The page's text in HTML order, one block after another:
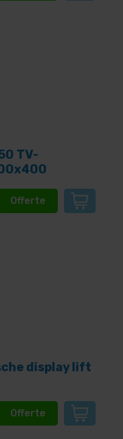
TV-
Offerte
display lift
Offerte